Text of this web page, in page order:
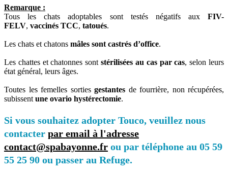
Remarque :
Tous les chats adoptables sont testés négatifs aux FIV-
FELV, vaccinés TCC, tatoués.
Les chats et chatons mâles sont castrés d’office.
Les chattes et chatonnes sontstérilisées au cas par cas, selon leurs
état général, leurs âges.
Toutes les femelles sorties gestantes de fourrière, non récupérées,
subissent une ovario hystérectomie.
Si vous souhaitez adopter Touco, veuillez nous
contacter par email à l'adresse
contact@spabayonne.fr ou par téléphone au 05 59
55 25 90 ou passer au Refuge.